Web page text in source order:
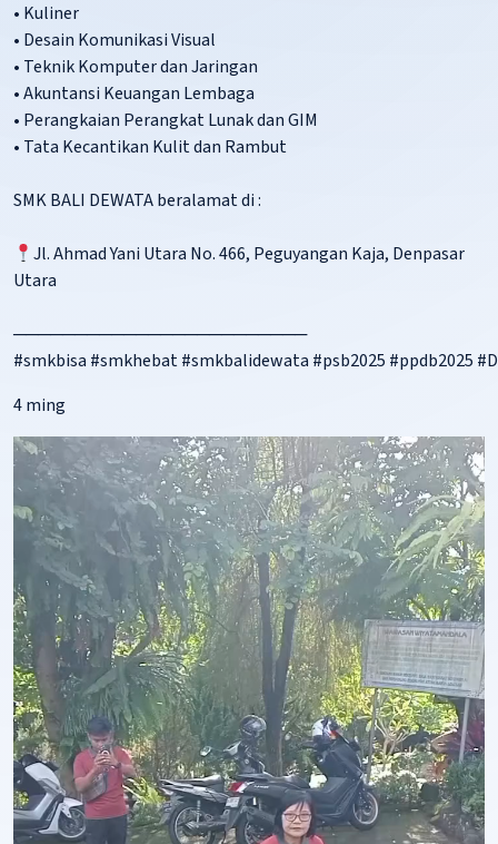
• Kuliner
• Desain Komunikasi Visual
• Teknik Komputer dan Jaringan
• Akuntansi Keuangan Lembaga
• Perangkaian Perangkat Lunak dan GIM
• Tata Kecantikan Kulit dan Rambut
SMK BALI DEWATA beralamat di :
Jl. Ahmad Yani Utara No. 466, Peguyangan Kaja, Denpasar
Utara
────────────────────────
#smkbisa #smkhebat#smkbalidewata #psb2025 #ppdb2025
4 ming